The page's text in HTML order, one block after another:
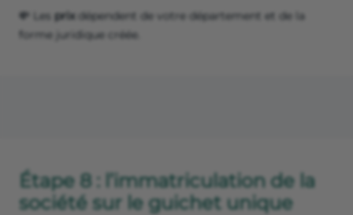
💸 Les prixdépendent de votre département et de la
forme juridique créée.
Étape 8 : l’immatriculation de la
société sur le guichet unique